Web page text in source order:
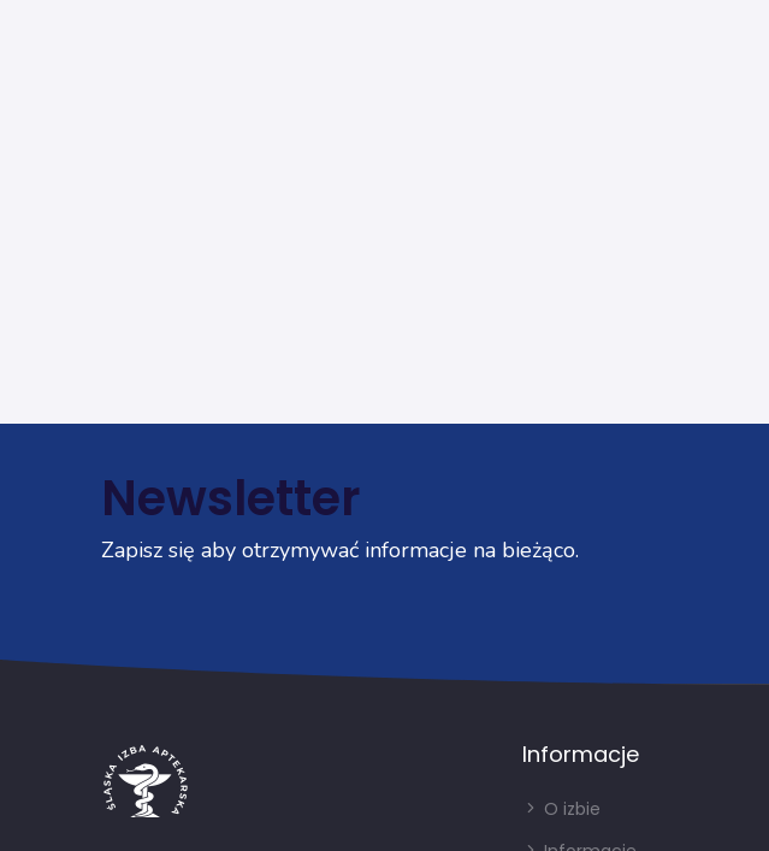
Newsletter
Zapisz się aby otrzymywać informacje na bieżąco.
Informacje
O izbie